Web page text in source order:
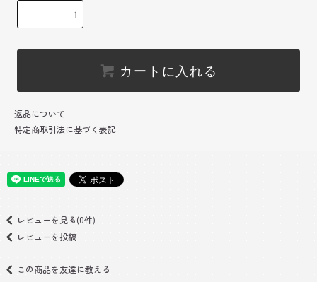
カートに入れる
返品について
特定商取引法に基づく表記
レビューを見る(0件)
レビューを投稿
この商品を友達に教える